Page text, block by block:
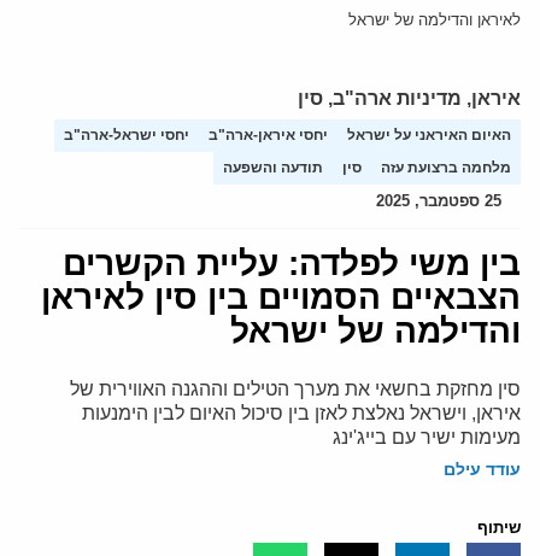
לאיראן והדילמה של ישראל
איראן, מדיניות ארה"ב, סין
האיום האיראני על ישראל יחסי איראן-ארה"ב
יחסי ישראל-ארה"ב
מלחמה ברצועת עזה
סין תודעה והשפעה
25 ספטמבר, 2025
בין משי לפלדה: עליית הקשרים
הצבאיים הסמויים בין סין לאיראן
והדילמה של ישראל
סין מחזקת בחשאי את מערך הטילים וההגנה האווירית של
איראן, וישראל נאלצת לאזן בין סיכול האיום לבין הימנעות
מעימות ישיר עם בייג'ינג
עודד עילם
שיתוף